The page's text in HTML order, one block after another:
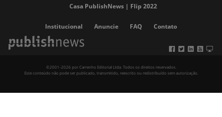
Casa PublishNews | Flip 2022
Institucional Anuncie FAQ Contato
©2001-2026 por Carrenho Editorial Ltda. Todos os direitos reservados.
Este conteúdo não pode ser publicado, transmitido, reescrito ou redistribuído sem autorização.